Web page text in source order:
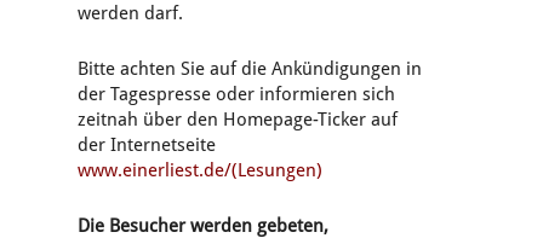
werden darf.
Bitte achten Sie auf die Ankündigungen in
der Tagespresse oder informieren sich
zeitnah über den Homepage-Ticker auf
der Internetseite
www.einerliest.de/(Lesungen)
Die Besucher werden gebeten,